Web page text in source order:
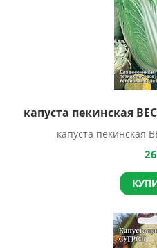
капуста пекинская
капуста
26